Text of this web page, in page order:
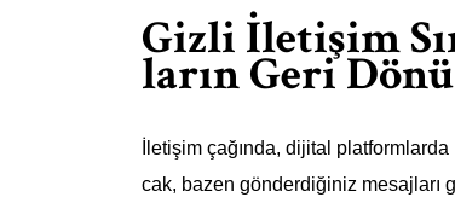
Gizli İletişim
ların Geri
İletişim çağında, dijital
cak, bazen gönderdiğiniz mesajları